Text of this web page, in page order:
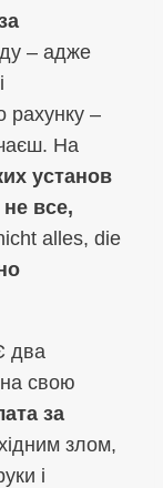
– адже
рахунку –
На
установ
все,
alles, die
два
свою
за
злом,
і